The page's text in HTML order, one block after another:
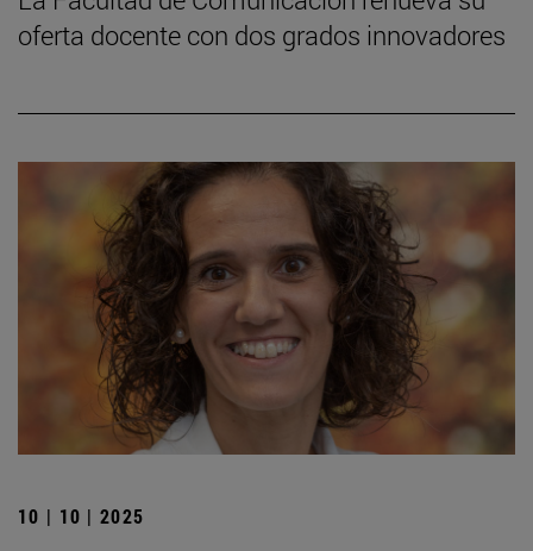
oferta docente con dos grados innovadores
10 | 10 | 2025